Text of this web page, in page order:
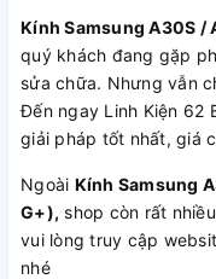
Kính Samsung A30S /
quý khách đang gặp
sửa chữa. Nhưng vẫn
Đến ngay Linh Kiện 62
giải pháp tốt nhất, giá
Ngoài Kính Samsung
G+), shop còn rất nhiều
vui lòng truy cập
nhé